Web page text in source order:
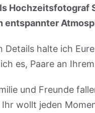
entspannter
halte ich
es, Paare an
und Freunde
wollt jeden